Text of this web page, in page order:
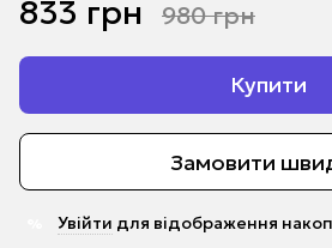
833 грн 980 грн
Купити
Замовити
Увійти для відображення